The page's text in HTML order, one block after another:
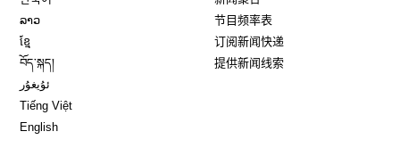
ລາວ
ខ្មែ
བོད་སྐད།
ئۇيغۇر
Tiếng Việt
English
节目频率表
订阅新闻快递
提供新闻线索